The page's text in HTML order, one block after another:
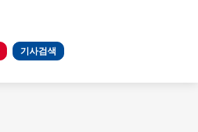
기사검색